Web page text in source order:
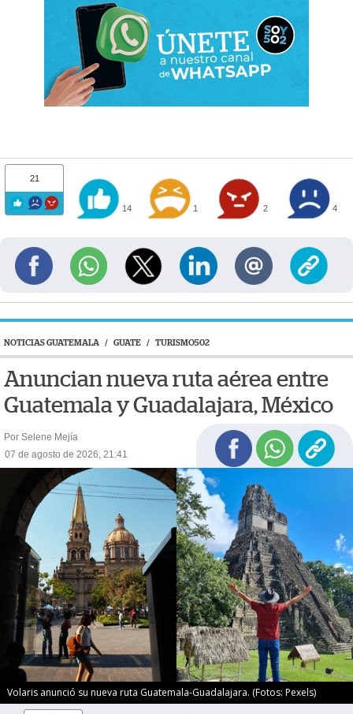
21
14 1 2 4
NOTICIAS GUATEMALA / GUATE / TURISMO502
Anuncian nueva ruta aérea entre
Guatemala y Guadalajara, México
Por Selene Mejía
07 de agosto de 2026, 21:41
Volaris anunció su nueva ruta Guatemala-Guadalajara. (Fotos: Pexels)